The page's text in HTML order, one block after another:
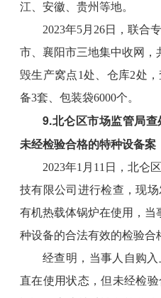
江、安徽、贵州等地。
2023年5月26日，联合
市、襄阳市三地集中收网，
毁生产窝点1处、仓库2处
备3套、包装袋6000个。
9.北仑区市场监管局
未经检验合格的特种设备案
2023年1月11日，北仑
技有限公司进行检查，现
有机热载体锅炉在使用，当
种设备的合法有效的检验合
经查明，当事人自购
直在使用状态，但未经检